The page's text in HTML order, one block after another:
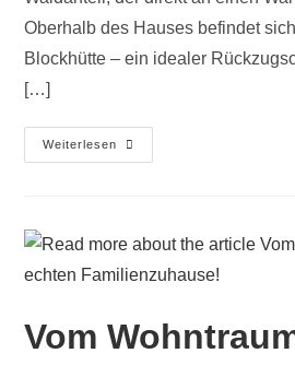
Oberhalb des Hauses befindet
Blockhütte – ein idealer
[…]
Weiterlesen
Vom